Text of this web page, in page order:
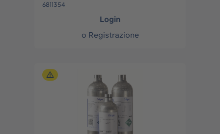
6811354
Login
o Registrazione